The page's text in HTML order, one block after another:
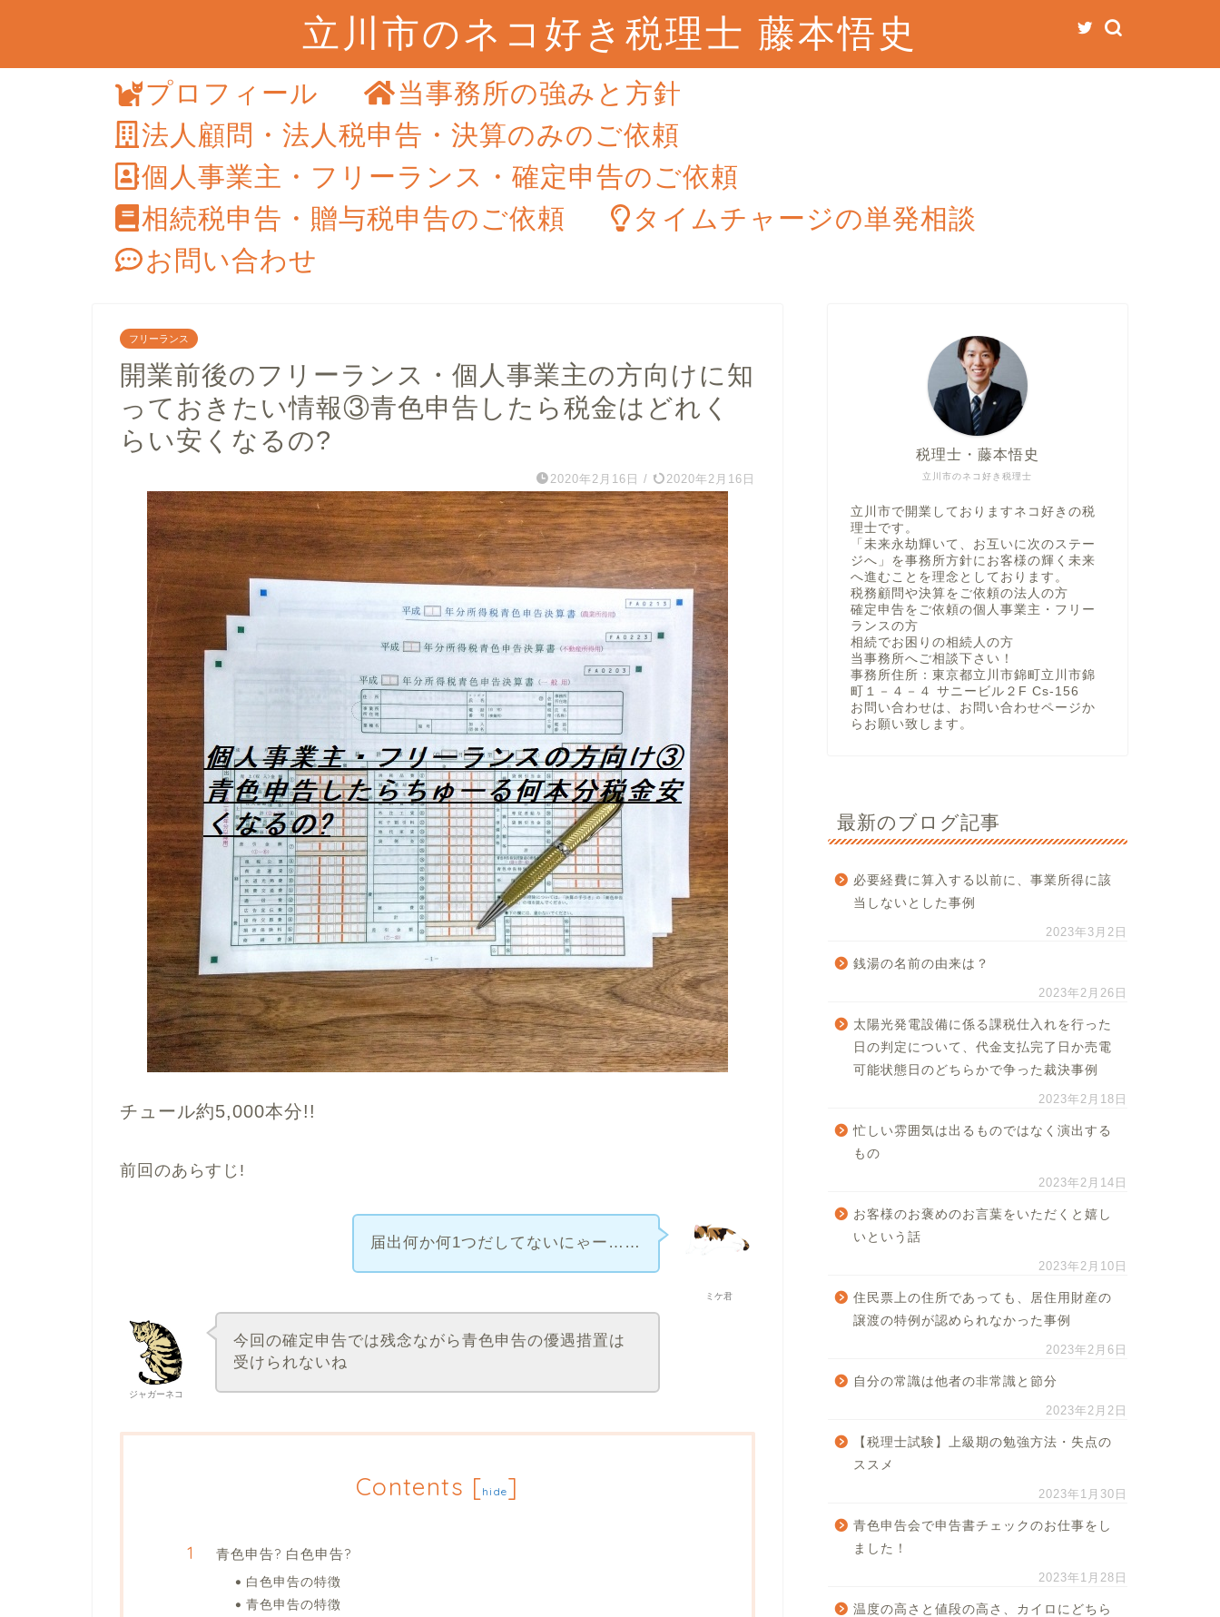
立川市のネコ好き税理士 藤本悟史
プロフィール
当事務所の強みと方針
法人顧問・法人税申告・決算のみのご依頼
個人事業主・フリーランス・確定申告のご依頼
相続税申告・贈与税申告のご依頼
タイムチャージの単発相談
お問い合わせ
フリーランス
開業前後のフリーランス・個人事業主の方向けに知
っておきたい情報③青色申告したら税金はどれく
らい安くなるの?
2020年2月16日 / 2020年2月16日
チュール約5,000本分!!
前回のあらすじ!
ミケ君
届出何か何1つだしてないにゃー……
ジャガーネコ
今回の確定申告では残念ながら青色申告の優遇措置は
受けられないね
Contents [hide]
青色申告? 白色申告?
白色申告の特徴
青色申告の特徴
立川市のネコ好き税理士
税理士・藤本悟史
立川市で開業しておりますネコ好きの税
理士です。
「未来永劫輝いて、お互いに次のステー
ジへ」を事務所方針にお客様の輝く未来
へ進むことを理念としております。
税務顧問や決算をご依頼の法人の方
確定申告をご依頼の個人事業主・フリー
ランスの方
相続でお困りの相続人の方
当事務所へご相談下さい！
事務所住所：東京都立川市錦町立川市錦
町１－４－４ サニービル２F Cs-156
お問い合わせは、お問い合わせページか
らお願い致します。
最新のブログ記事
必要経費に算入する以前に、事業所得に該
当しないとした事例
2023年3月2日
銭湯の名前の由来は？
2023年2月26日
太陽光発電設備に係る課税仕入れを行った
日の判定について、代金支払完了日か売電
可能状態日のどちらかで争った裁決事例
2023年2月18日
忙しい雰囲気は出るものではなく演出する
もの
2023年2月14日
お客様のお褒めのお言葉をいただくと嬉し
いという話
2023年2月10日
住民票上の住所であっても、居住用財産の
譲渡の特例が認められなかった事例
2023年2月6日
自分の常識は他者の非常識と節分
2023年2月2日
【税理士試験】上級期の勉強方法・失点の
ススメ
2023年1月30日
青色申告会で申告書チェックのお仕事をし
ました！
2023年1月28日
温度の高さと値段の高さ、カイロにどちら